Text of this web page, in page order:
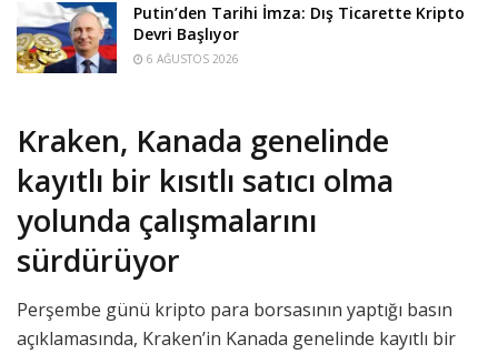
Putin’den Tarihi İmza: Dış Ticarette Kripto
Devri Başlıyor
6 AĞUSTOS 2026
Kraken, Kanada genelinde
kayıtlı bir kısıtlı satıcı olma
yolunda çalışmalarını
sürdürüyor
Perşembe günü kripto para borsasının yaptığı basın
açıklamasında, Kraken’in Kanada genelinde kayıtlı bir